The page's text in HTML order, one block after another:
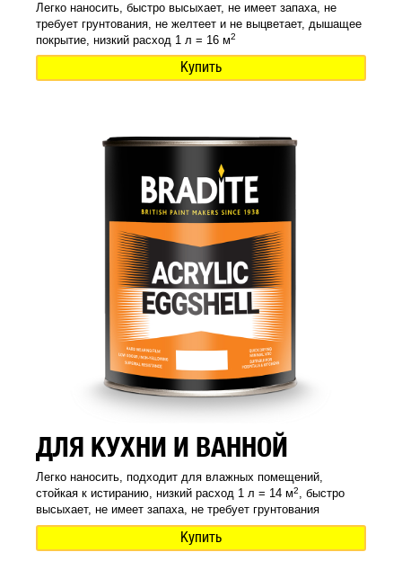
Легко наносить, быстро высыхает, не имеет запаха, не
требует грунтования, не желтеет и не выцветает, дышащее
покрытие, низкий расход 1 л = 16 м2
Купить
ДЛЯ КУХНИ И ВАННОЙ
Легко наносить, подходит для влажных помещений,
стойкая к истиранию, низкий расход 1 л = 14 м2, быстро
высыхает, не имеет запаха, не требует грунтования
Купить